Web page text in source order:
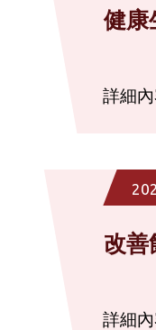
健康
詳細
改善
詳細